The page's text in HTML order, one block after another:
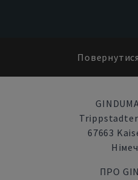
Trippstadter
67663
ПРО